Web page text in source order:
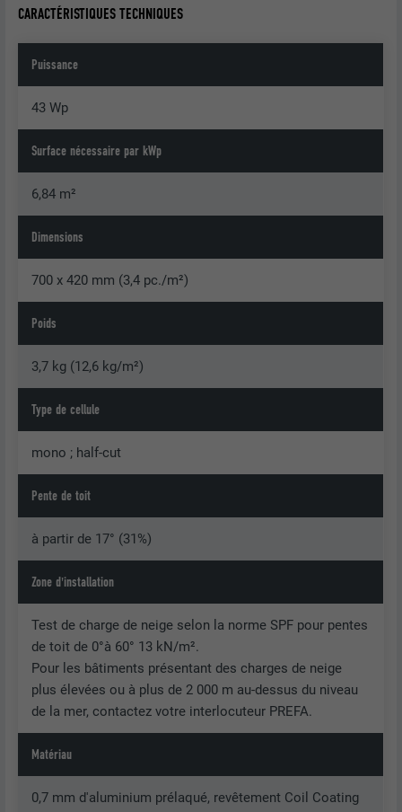
CARACTÉRISTIQUES TECHNIQUES
Puissance
43 Wp
Surface nécessaire par kWp
6,84 m²
Dimensions
700 x 420 mm (3,4 pc./m²)
Poids
3,7 kg (12,6 kg/m²)
Type de cellule
mono ; half-cut
Pente de toit
à partir de 17° (31%)
Zone d'installation
Test de charge de neige selon la norme SPF pour pentes
de toit de 0°à 60° 13 kN/m².
Pour les bâtiments présentant des charges de neige
plus élevées ou à plus de 2 000 m au-dessus du niveau
de la mer, contactez votre interlocuteur PREFA.
Matériau
0,7 mm d'aluminium prélaqué, revêtement Coil Coating